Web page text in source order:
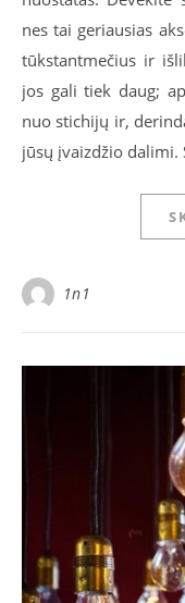
nes tai geriausias
tūkstantmečius ir
jos gali tiek daug;
nuo stichijų ir,
jūsų įvaizdžio dalimi.
1n1